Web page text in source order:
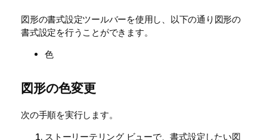
図形の書式設定ツールバーを使用し、以下の通り図形の
書式設定を行うことができます。
色
図形の色変更
次の手順を実行します。
ストーリーテリング ビューで、書式設定したい図